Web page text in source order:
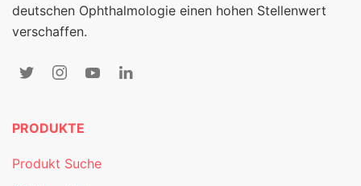
deutschen Ophthalmologie einen hohen Stellenwert
verschaffen.
PRODUKTE
Produkt Suche